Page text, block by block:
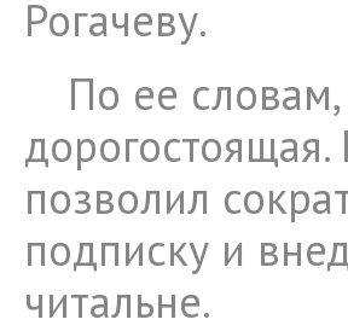
Рогачеву.
По ее
позволил
подписку и
читальне.